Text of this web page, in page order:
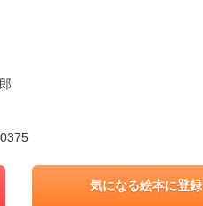
気になる絵本に登録